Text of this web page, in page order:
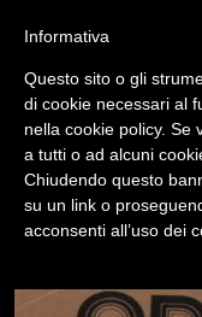
/ USATO
Informativa
Questo sito o gli
di cookie necessari al
nella cookie policy. Se
a tutti o ad alcuni
Chiudendo questo
su un link o
acconsenti all’uso dei